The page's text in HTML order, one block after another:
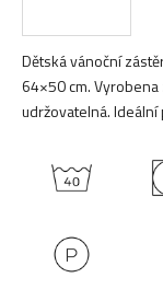
Dětská vánoční
64×50 cm.
udržovatelná.